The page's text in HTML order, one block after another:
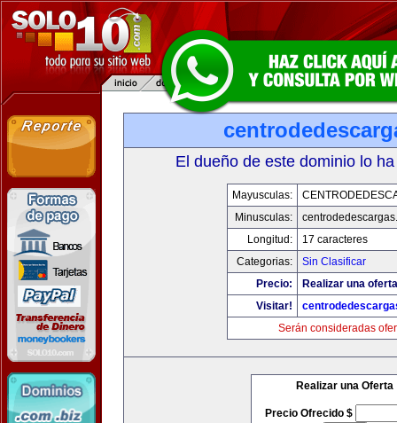
El dueño de este dominio lo
Mayusculas:
Minusculas:
Longitud:
17 caracteres
Categorias:
Sin Clasificar
Precio:
Realizar una
Visitar!
Serán consideradas
Realizar una Oferta
Precio Ofrecido $